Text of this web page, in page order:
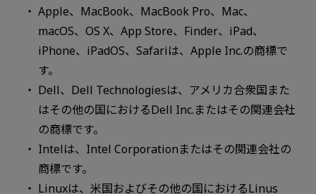
Apple、MacBook、MacBook Pro、Mac、
macOS、OS X、App Store、Finder、iPad、
iPhone、iPadOS、Safariは、Apple Inc.の商標で
す。
Dell、Dell Technologiesは、アメリカ合衆国また
はその他の国におけるDell Inc.またはその関連会社
の商標です。
Intelは、Intel Corporationまたはその関連会社の
商標です。
Linuxは、米国およびその他の国におけるLinus